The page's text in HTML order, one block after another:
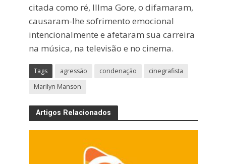
citada como ré, Illma Gore, o difamaram,
causaram-lhe sofrimento emocional
intencionalmente e afetaram sua carreira
na música, na televisão e no cinema.
Tags agressão condenação
cinegrafista
Marilyn Manson
Artigos Relacionados